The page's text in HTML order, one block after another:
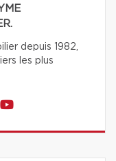
depuis 1982,
les plus